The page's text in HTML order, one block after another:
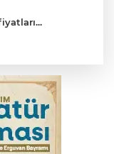
müjde
olacak?